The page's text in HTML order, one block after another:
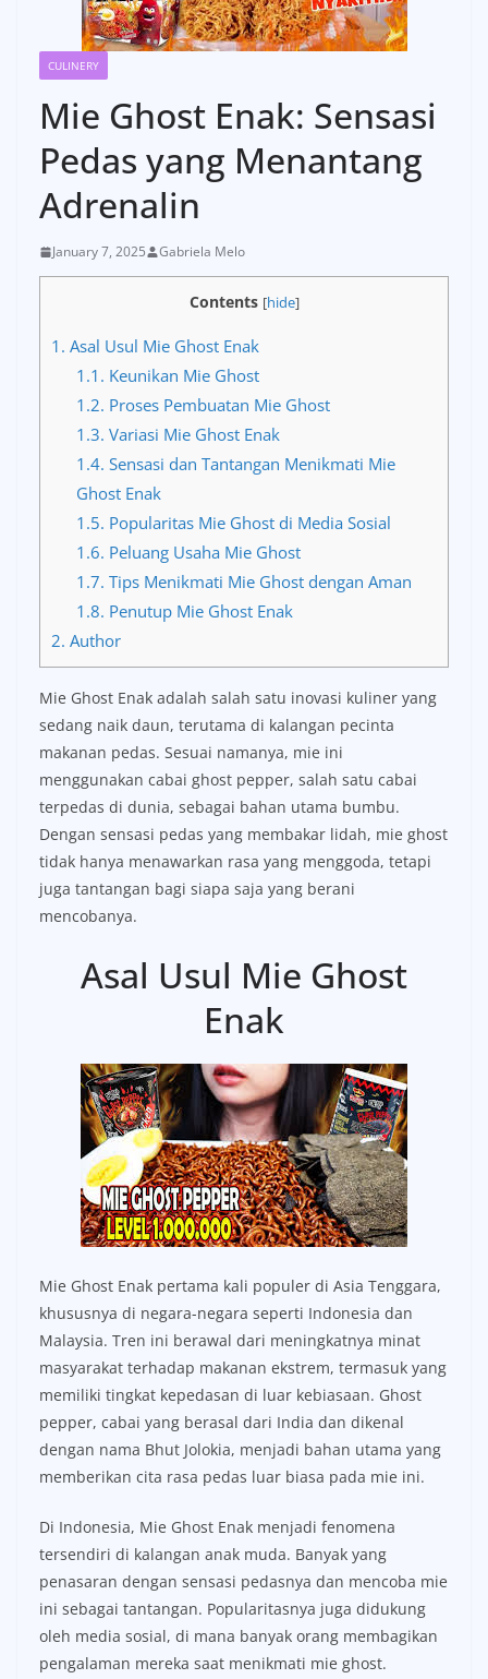
CULINERY
Mie Ghost Enak: Sensasi
Pedas yang Menantang
Adrenalin
January 7, 2025 Gabriela Melo
Contents [hide]
1. Asal Usul Mie Ghost Enak
1.1. Keunikan Mie Ghost
1.2. Proses Pembuatan Mie Ghost
1.3. Variasi Mie Ghost Enak
1.4. Sensasi dan Tantangan Menikmati Mie
Ghost Enak
1.5. Popularitas Mie Ghost di Media Sosial
1.6. Peluang Usaha Mie Ghost
1.7. Tips Menikmati Mie Ghost dengan Aman
1.8. Penutup Mie Ghost Enak
2. Author
Mie Ghost Enak adalah salah satu inovasi kuliner yang
sedang naik daun, terutama di kalangan pecinta
makanan pedas. Sesuai namanya, mie ini
menggunakan cabai ghost pepper, salah satu cabai
terpedas di dunia, sebagai bahan utama bumbu.
Dengan sensasi pedas yang membakar lidah, mie ghost
tidak hanya menawarkan rasa yang menggoda, tetapi
juga tantangan bagi siapa saja yang berani
mencobanya.
Asal Usul Mie Ghost
Enak
Mie Ghost Enak pertama kali populer di Asia Tenggara,
khususnya di negara-negara seperti Indonesia dan
Malaysia. Tren ini berawal dari meningkatnya minat
masyarakat terhadap makanan ekstrem, termasuk yang
memiliki tingkat kepedasan di luar kebiasaan. Ghost
pepper, cabai yang berasal dari India dan dikenal
dengan nama Bhut Jolokia, menjadi bahan utama yang
memberikan cita rasa pedas luar biasa pada mie ini.
Di Indonesia, Mie Ghost Enak menjadi fenomena
tersendiri di kalangan anak muda. Banyak yang
penasaran dengan sensasi pedasnya dan mencoba mie
ini sebagai tantangan. Popularitasnya juga didukung
oleh media sosial, di mana banyak orang membagikan
pengalaman mereka saat menikmati mie ghost.